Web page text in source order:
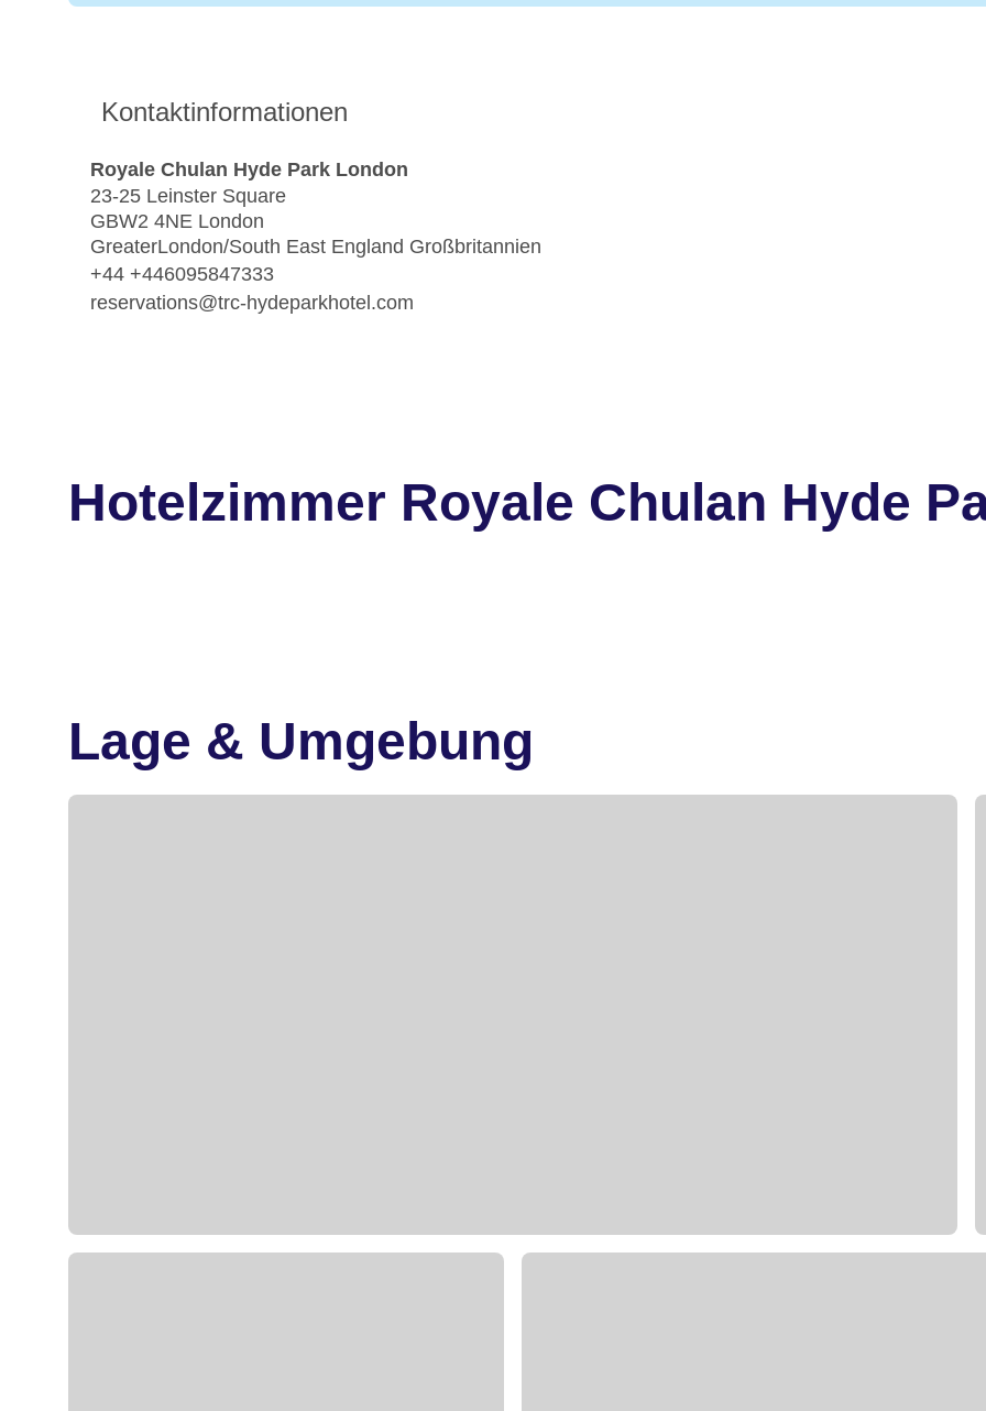
Kontaktinformationen
Royale Chulan Hyde Park London
23-25 Leinster Square
GBW2 4NE London
GreaterLondon/South East England Großbritannien
+44 +446095847333
reservations@trc-hydeparkhotel.com
Hotelzimmer Royale Chulan Hyde
Lage & Umgebung